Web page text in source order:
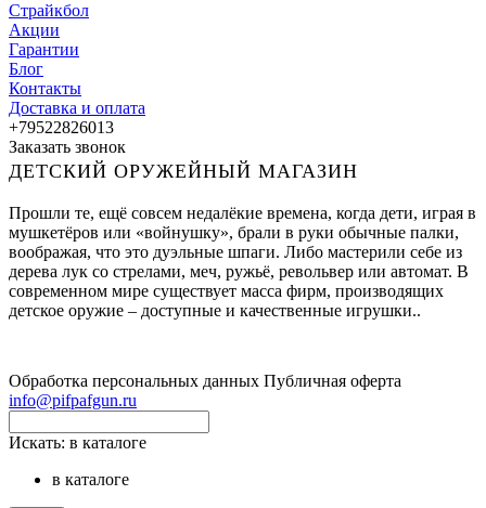
Страйкбол
Акции
Гарантии
Блог
Контакты
Доставка и оплата
+79522826013
Заказать звонок
ДЕТСКИЙ ОРУЖЕЙНЫЙ МАГАЗИН
Прошли те, ещё совсем недалёкие времена, когда дети, играя в
мушкетёров или «войнушку», брали в руки обычные палки,
воображая, что это дуэльные шпаги. Либо мастерили себе из
дерева лук со стрелами, меч, ружьё, револьвер или автомат. В
современном мире существует масса фирм, производящих
детское оружие – доступные и качественные игрушки..
Обработка персональных данных Публичная оферта
info@pifpafgun.ru
Искать: в каталоге
в каталоге